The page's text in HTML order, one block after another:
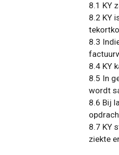
8.1 KY
8.2 KY
8.3
8.4 KY
8.5 In
wordt
8.6 Bij
8.7 KY
ziekte